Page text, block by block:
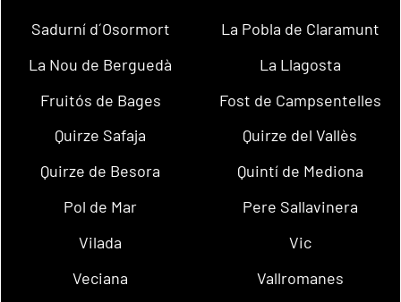
Sadurní d´Osormort
La Pobla de Claramunt
La Nou de Berguedà
La Llagosta
Fruitós de Bages
Fost de Campsentelles
Quirze Safaja
Quirze del Vallès
Quirze de Besora
Quintí de Mediona
Pol de Mar
Pere Sallavinera
Vilada
Vic
Veciana
Vallromanes